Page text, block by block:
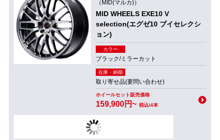
（MID(マルカ)）
MID WHEELS EXE10 V
selection(エグゼ10 ブイセレクシ
ョン)
カラー
ブラック/ミラーカット
在庫・納期
取り寄せ品(要問い合わせ)
ホイールセット販売価格
159,900円~ 税込/4本